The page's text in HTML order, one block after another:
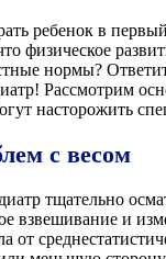
ребенок в
физическое
нормы?
Рассмотрим
насторожить
с весом
тщательно
взвешивание и
от